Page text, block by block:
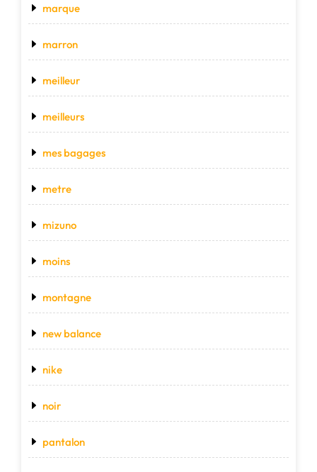
marque
marron
meilleur
meilleurs
mes bagages
metre
mizuno
moins
montagne
new balance
nike
noir
pantalon